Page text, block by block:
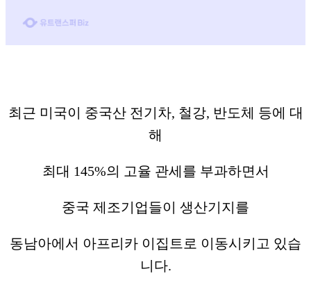
최근 미국이 중국산 전기차, 철강, 반도체 등에 대
해
최대 145%의 고율 관세를 부과하면서
중국 제조기업들이 생산기지를
동남아에서 아프리카 이집트로 이동시키고 있습
니다.